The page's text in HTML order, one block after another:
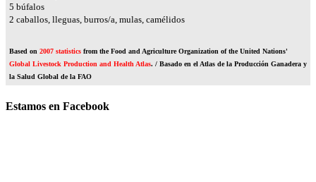
7 búfalos
3 caballos, lleguas, burros/a, mulas, camélidos
Based on 2007 statistics from the Food and Agriculture Organization of the United Nations'
Global Livestock Production and Health Atlas. / Basado en el Atlas de la Producción Ganadera y
la Salud Global de la FAO
Estamos en Facebook